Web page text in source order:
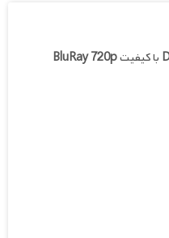
با کیفیتBluRay 720p